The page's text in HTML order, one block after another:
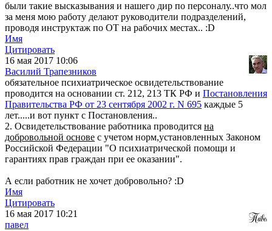
были такие высказывания и нашего дир по персоналу..что мол
за меня мою работу делают руководители подразделений,
проводя инструктаж по ОТ на рабочих местах.. :D
Имя
Цитировать
16 мая 2017 10:06
Василий Трапезников
обязательное психиатрическое освидетельствование
проводится на основании ст. 212, 213 ТК РФ и Постановления
Правительства РФ от 23 сентября 2002 г. N 695 каждые 5
лет.....и вот пункт с Постановления..
2. Освидетельствование работника проводится на
добровольной основе с учетом норм,установленных Законом
Российской Федерации "О психиатрической помощи и
гарантиях прав граждан при ее оказании".
А если работник не хочет добровольно? :D
Имя
Цитировать
16 мая 2017 10:21
павел